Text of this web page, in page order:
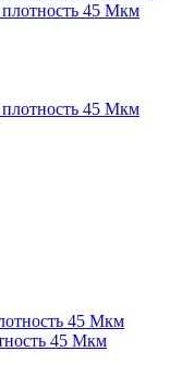
45 Мкм
45 Мкм
45 Мкм